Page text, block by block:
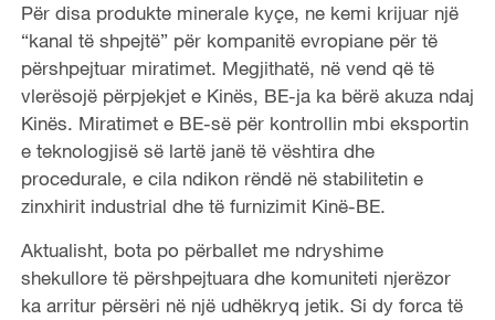
Për disa produkte minerale kyçe, ne kemi krijuar një
“kanal të shpejtë” për kompanitë evropiane për të
përshpejtuar miratimet. Megjithatë, në vend që të
vlerësojë përpjekjet e Kinës, BE-ja ka bërë akuza ndaj
Kinës. Miratimet e BE-së për kontrollin mbi eksportin
e teknologjisë së lartë janë të vështira dhe
procedurale, e cila ndikon rëndë në stabilitetin e
zinxhirit industrial dhe të furnizimit Kinë-BE.
Aktualisht, bota po përballet me ndryshime
shekullore të përshpejtuara dhe komuniteti njerëzor
ka arritur përsëri në një udhëkryq jetik. Si dy forca të